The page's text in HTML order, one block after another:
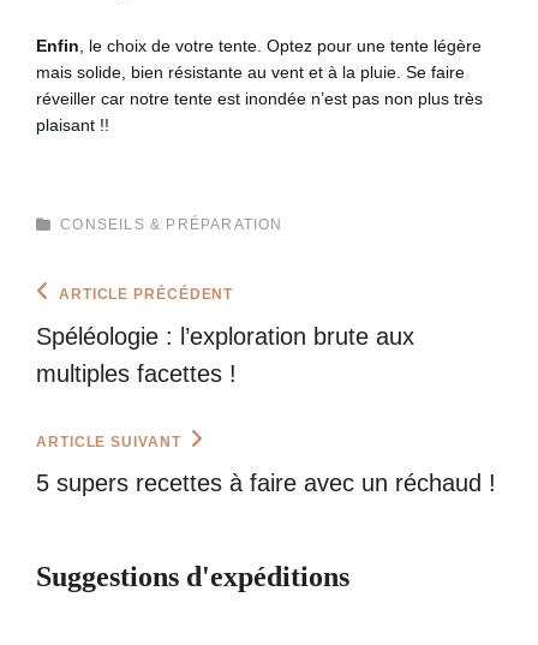
Enfin , le choix de votre tente. Optez pour une tente légère
mais solide, bien résistante au vent et à la pluie. Se faire
réveiller car notre tente est inondée n’est pas non plus très
plaisant !!
CATEGORIES
CONSEILS & PRÉPARATION
Navigation
de
l’article
Previous
Post
ARTICLE PRÉCÉDENT
Spéléologie : l’exploration brute aux
multiples facettes !
Next
Post
ARTICLE SUIVANT
5 supers recettes à faire avec un réchaud !
Suggestions d'expéditions